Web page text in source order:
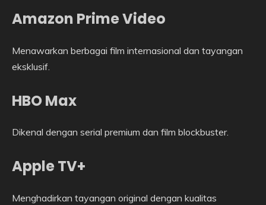
Amazon Prime Video
Menawarkan berbagai film internasional dan tayangan
eksklusif.
HBO Max
Dikenal dengan serial premium dan film blockbuster.
Apple TV+
Menghadirkan tayangan original dengan kualitas